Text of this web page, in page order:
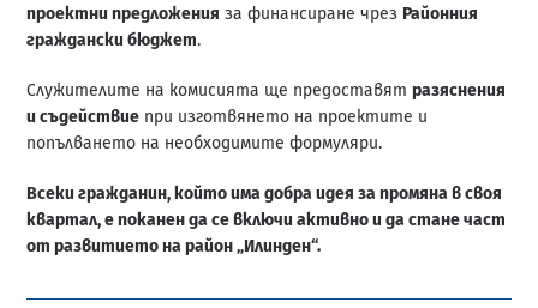
проектни предложения за финансиране чрез Районния
граждански бюджет.
Служителите на комисията ще предоставятразяснения
и съдействие при изготвянето на проектите и
попълването на необходимите формуляри.
Всеки гражданин, който има добра идея за промяна в своя
квартал, е поканен да се включи активно и да стане част
от развитието на район „Илинден“.